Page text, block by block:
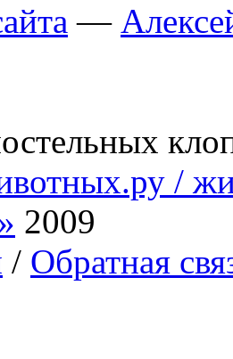
—
/
2009
/ Обратная